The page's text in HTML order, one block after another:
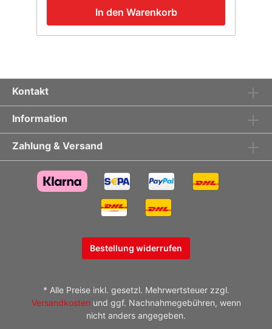
In den Warenkorb
Kontakt
Information
Zahlung & Versand
Bestellung widerrufen
* Alle Preise inkl. gesetzl. Mehrwertsteuer zzgl.
Versandkosten und ggf. Nachnahmegebühren, wenn
nicht anders angegeben.